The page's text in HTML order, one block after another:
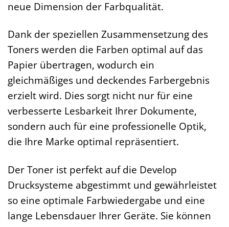
neue Dimension der Farbqualität.
Dank der speziellen Zusammensetzung des
Toners werden die Farben optimal auf das
Papier übertragen, wodurch ein
gleichmäßiges und deckendes Farbergebnis
erzielt wird. Dies sorgt nicht nur für eine
verbesserte Lesbarkeit Ihrer Dokumente,
sondern auch für eine professionelle Optik,
die Ihre Marke optimal repräsentiert.
Der Toner ist perfekt auf die Develop
Drucksysteme abgestimmt und gewährleistet
so eine optimale Farbwiedergabe und eine
lange Lebensdauer Ihrer Geräte. Sie können